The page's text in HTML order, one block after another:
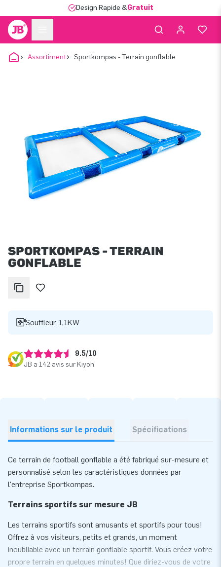
Design Rapide &Gratuit
Assortiment Sportkompas - Terrain gonflable
SPORTKOMPAS - TERRAIN
GONFLABLE
Souffleur 1,1KW
9.5/10
JB a 142 avis sur Kiyoh
Informations sur le produit Spécifications
Ce terrain de football gonflable a été fabriqué sur-mesure et
personnalisé selon les caractéristiques données par
l'entreprise Sportkompas.
Terrains sportifs sur mesure JB
Les terrains sportifs sont amusants et sportifs pour tous!
Offrez à vos visiteurs, petits et grands, un moment
inoubliable avec un terrain gonflable sportif. Vous créez votre
propre terrain en quelques minutes! Que diriez-vous de votre